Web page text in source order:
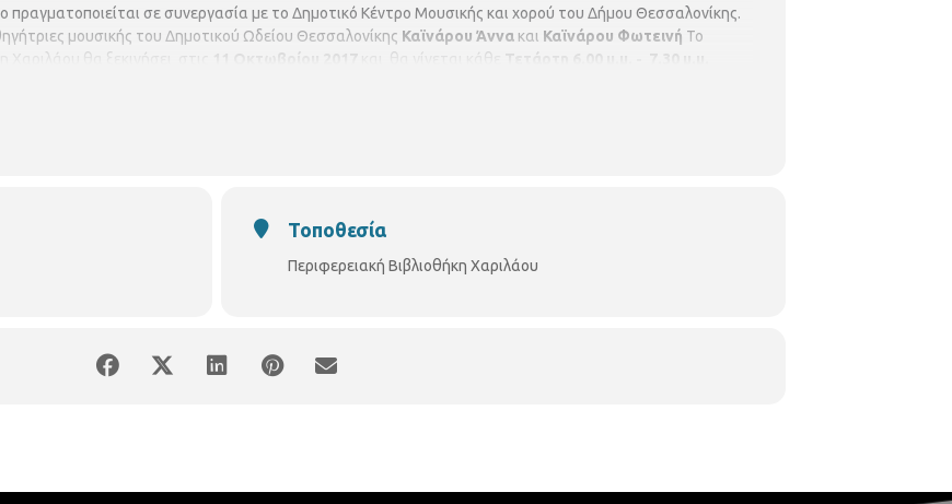
πραγματοποιείται σε συνεργασία με το Δημοτικό Κέντρο Μουσικής και χορού του Δήμου Θεσσαλονίκης.
μουσικής του Δημοτικού Ωδείου Θεσσαλονίκης Καϊνάρου Άννα και Καϊνάρου Φωτεινή Το
Χαριλάου θα ξεκινήσει στις
11 Οκτωβρίου 2017 και θα γίνεται κάθε Τετάρτη 6.00 μ.μ. - 7.30 μ.μ.
Χωρίς οικονομική επιβάρυνση. Ωράριο λειτουργίας Περιφερειακής Βιβλιοθήκης Χαριλάου
Τοποθεσία
Περιφερειακή Βιβλιοθήκη Χαριλάου